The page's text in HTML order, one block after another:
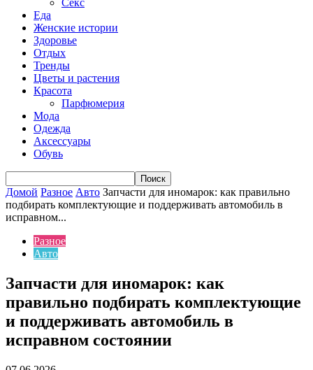
Секс
Еда
Женские истории
Здоровье
Отдых
Тренды
Цветы и растения
Красота
Парфюмерия
Мода
Одежда
Аксессуары
Обувь
Домой Разное Авто Запчасти для иномарок: как правильно
подбирать комплектующие и поддерживать автомобиль в
исправном...
Разное
Авто
Запчасти для иномарок: как
правильно подбирать комплектующие
и поддерживать автомобиль в
исправном состоянии